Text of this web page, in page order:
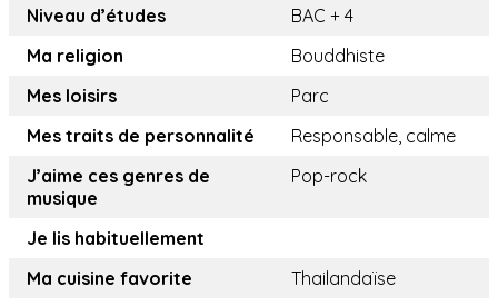
Niveau d’études
BAC + 4
Ma religion
Bouddhiste
Mes loisirs
Parc
Mes traits de personnalité
Responsable, calme
J’aime ces genres de
musique
Pop-rock
Je lis habituellement
Ma cuisine favorite
Thailandaïse